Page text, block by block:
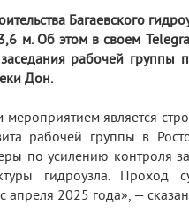
Багаевского
м. Об этом в своем
рабочей
Дон.
является
рабочей группы в
по усилению контроля
гидроузла.
апреля 2025 года», —